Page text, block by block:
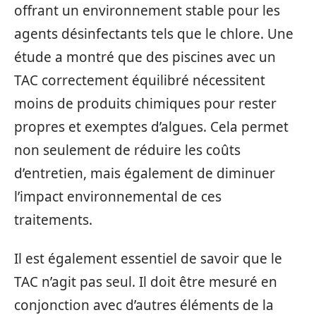
offrant un environnement stable pour les
agents désinfectants tels que le chlore. Une
étude a montré que des piscines avec un
TAC correctement équilibré nécessitent
moins de produits chimiques pour rester
propres et exemptes d’algues. Cela permet
non seulement de réduire les coûts
d’entretien, mais également de diminuer
l’impact environnemental de ces
traitements.
Il est également essentiel de savoir que le
TAC n’agit pas seul. Il doit être mesuré en
conjonction avec d’autres éléments de la